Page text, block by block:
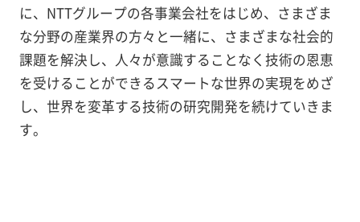
に、NTTグループの各事業会社をはじめ、さまざま
な分野の産業界の方々と一緒に、さまざまな社会的
課題を解決し、人々が意識することなく技術の恩恵
を受けることができるスマートな世界の実現をめざ
し、世界を変革する技術の研究開発を続けていきま
す。